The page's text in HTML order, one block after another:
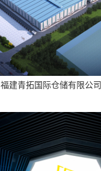
福建青拓国际仓储有限公司